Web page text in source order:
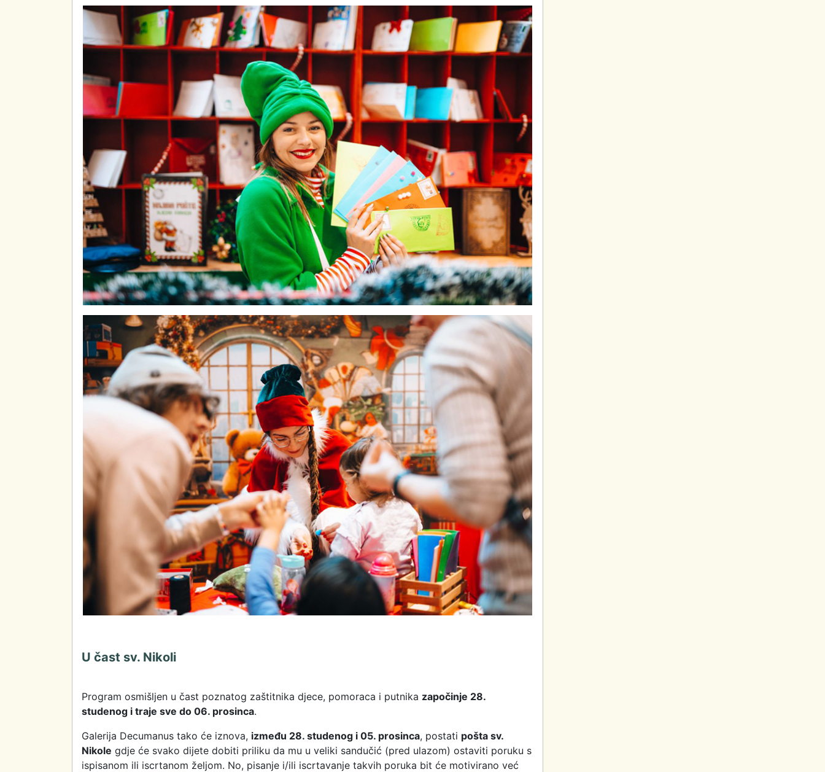
U čast sv. Nikoli
Program osmišljen u čast poznatog zaštitnika djece, pomoraca i putnika započinje 28.
studenog i traje sve do 06. prosinca.
Galerija Decumanus tako će iznova, između 28. studenog i 05. prosinca, postati pošta sv.
Nikole gdje će svako dijete dobiti priliku da mu u veliki sandučić (pred ulazom) ostaviti poruku s
ispisanom ili iscrtanom željom. No, pisanje i/ili iscrtavanje takvih poruka bit će motivirano već